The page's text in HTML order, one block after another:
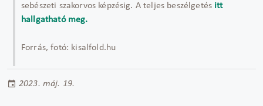
sebészeti szakorvos képzésig. A teljes beszélgetés itt
hallgatható meg.
Forrás, fotó: kisalfold.hu
2023. máj. 19.